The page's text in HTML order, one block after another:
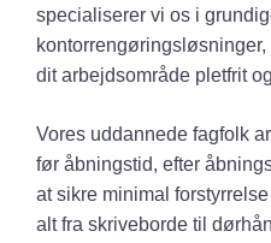
specialiserer vi os i
dit arbejdsområde pletfrit
Vores uddannede fagfolk
før åbningstid, efter
at sikre minimal
alt fra skriveborde til